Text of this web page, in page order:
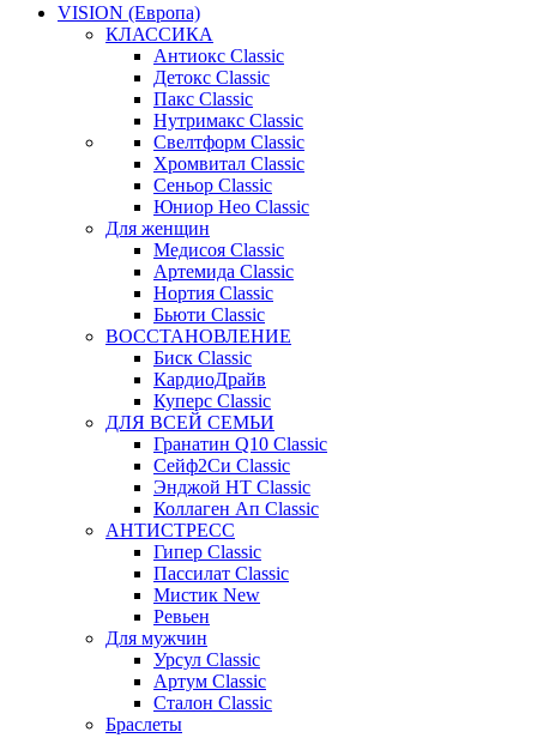
VISION (Европа)
КЛАССИКА
Антиокс Classic
Детокс Classic
Пакс Classic
Нутримакс Classic
Свелтформ Classic
Хромвитал Classic
Сеньор Classic
Юниор Нео Classic
Для женщин
Медисоя Classic
Артемида Classic
Нортия Classic
Бьюти Classic
ВОССТАНОВЛЕНИЕ
Биск Classic
КардиоДрайв
Куперс Classic
ДЛЯ ВСЕЙ СЕМЬИ
Гранатин Q10 Classic
Сейф2Си Classic
Энджой НТ Classic
Коллаген Ап Classic
АНТИСТРЕСС
Гипер Classic
Пассилат Classic
Мистик New
Ревьен
Для мужчин
Урсул Classic
Артум Classic
Сталон Classic
Браслеты